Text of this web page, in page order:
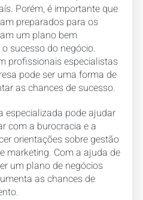
Porém, é importante que
preparados para os
um plano bem
sucesso do negócio.
profissionais especialistas
pode ser uma forma de
as chances de sucesso.
especializada pode ajudar
com a burocracia e a
orientações sobre gestão
marketing. Com a ajuda de
um plano de negócios
as chances de